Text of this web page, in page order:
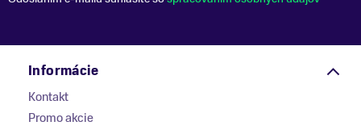
Informácie
Kontakt
Promo akcie